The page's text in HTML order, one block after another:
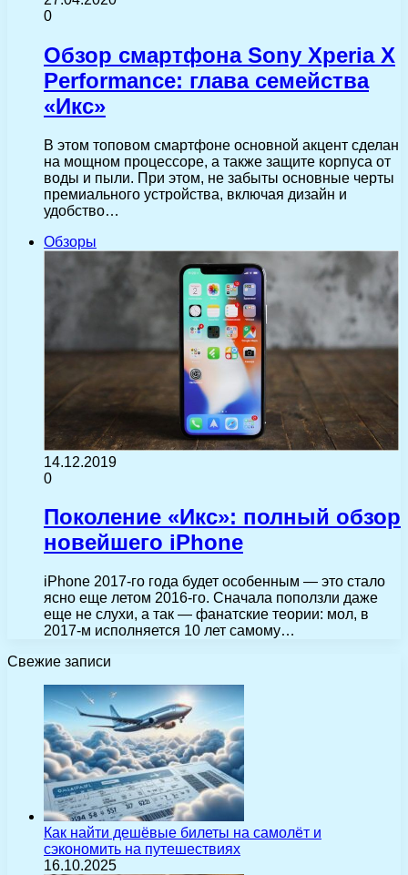
0
Обзор смартфона Sony Xperia X
Performance: глава семейства
«Икс»
В этом топовом смартфоне основной акцент сделан
на мощном процессоре, а также защите корпуса от
воды и пыли. При этом, не забыты основные черты
премиального устройства, включая дизайн и
удобство…
Обзоры
14.12.2019
0
Поколение «Икс»: полный обзор
новейшего iPhone
iPhone 2017-го года будет особенным — это стало
ясно еще летом 2016-го. Сначала поползли даже
еще не слухи, а так — фанатские теории: мол, в
2017-м исполняется 10 лет самому…
Свежие записи
Как найти дешёвые билеты на самолёт и
сэкономить на путешествиях
16.10.2025